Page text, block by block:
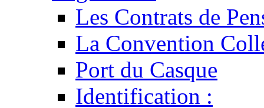
Les Contrats de
La Convention
Port du Casque
Identification :